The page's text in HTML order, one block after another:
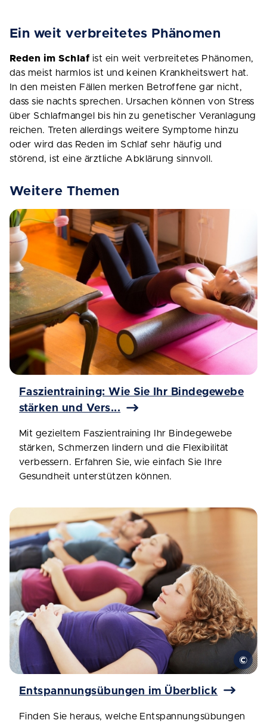
Ein weit verbreitetes Phänomen
Reden im Schlaf ist ein weit verbreitetes Phänomen,
das meist harmlos ist und keinen Krankheitswert hat.
In den meisten Fällen merken Betroffene gar nicht,
dass sie nachts sprechen. Ursachen können von Stress
über Schlafmangel bis hin zu genetischer Veranlagung
reichen. Treten allerdings weitere Symptome hinzu
oder wird das Reden im Schlaf sehr häufig und
störend, ist eine ärztliche Abklärung sinnvoll.
Weitere Themen
Faszientraining: Wie Sie Ihr Bindegewebe
stärken und Vers...
Mit gezieltem Faszientraining Ihr Bindegewebe
stärken, Schmerzen lindern und die Flexibilität
verbessern. Erfahren Sie, wie einfach Sie Ihre
Gesundheit unterstützen können.
Entspannungsübungen im Überblick
Finden Sie heraus, welche Entspannungsübungen